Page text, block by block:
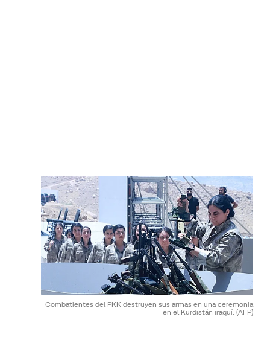
Combatientes del PKK destruyen sus armas en una ceremonia
en el Kurdistán iraquí. (AFP)